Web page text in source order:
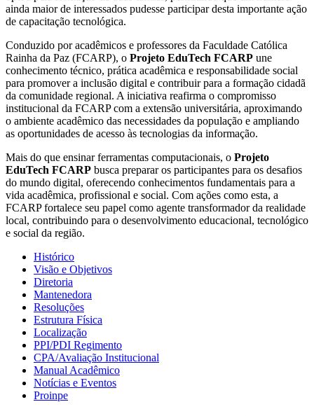
ainda maior de interessados pudesse participar desta importante ação
de capacitação tecnológica.
Conduzido por acadêmicos e professores da Faculdade Católica
Rainha da Paz (FCARP), o Projeto EduTech FCARP une
conhecimento técnico, prática acadêmica e responsabilidade social
para promover a inclusão digital e contribuir para a formação cidadã
da comunidade regional. A iniciativa reafirma o compromisso
institucional da FCARP com a extensão universitária, aproximando
o ambiente acadêmico das necessidades da população e ampliando
as oportunidades de acesso às tecnologias da informação.
Mais do que ensinar ferramentas computacionais, o Projeto
EduTech FCARP busca preparar os participantes para os desafios
do mundo digital, oferecendo conhecimentos fundamentais para a
vida acadêmica, profissional e social. Com ações como esta, a
FCARP fortalece seu papel como agente transformador da realidade
local, contribuindo para o desenvolvimento educacional, tecnológico
e social da região.
Histórico
Visão e Objetivos
Diretoria
Mantenedora
Resoluções
Estrutura Física
Localização
PPI/PDI Regimento
CPA/Avaliação Institucional
Manual Acadêmico
Notícias e Eventos
Proinpe